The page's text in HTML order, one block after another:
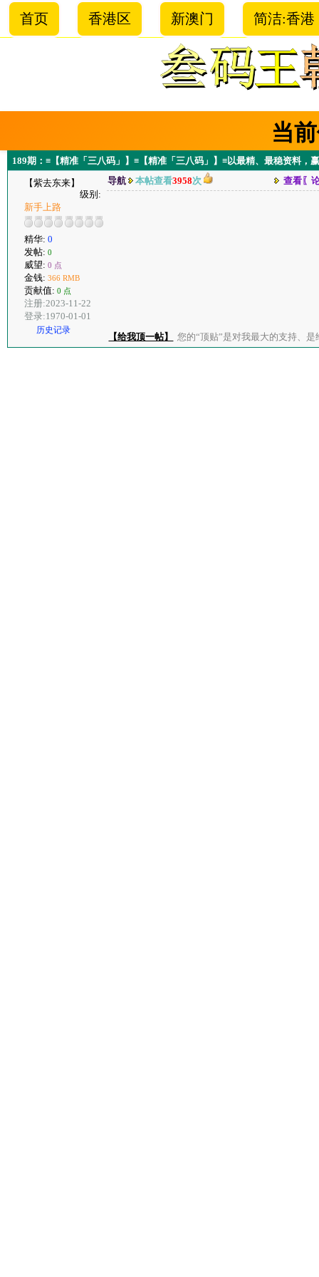
首页 香港区 新澳门 简洁:香港
当
189期：≡【精准「三八码」】≡【精准「三八码」】≡以最精、最稳资料，
【紫去东来】
级别:
新手上路
精华: 0
发帖: 0
威望: 0 点
金钱: 366 RMB
贡献值: 0 点
注册:2023-11-22
登录:1970-01-01
历史记录
导航 本帖查看3958次 查看〖
【给我顶一帖】 您的“顶贴”是对我最大的支持、